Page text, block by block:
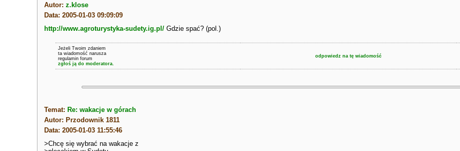
Autor: z.klose
Data: 2005-01-03 09:09:09
http://www.agroturystyka-sudety.ig.pl/ Gdzie spać? (pol.)
Jeżeli Twoim zdaniem
ta wiadomość narusza
regulamin forum
zgłoś ją do moderatora.
odpowiedz na tę wiadomość
Temat: Re: wakacje w górach
Autor: Przodownik 1811
Data: 2005-01-03 11:55:46
>Chcę się wybrać na wakacje z